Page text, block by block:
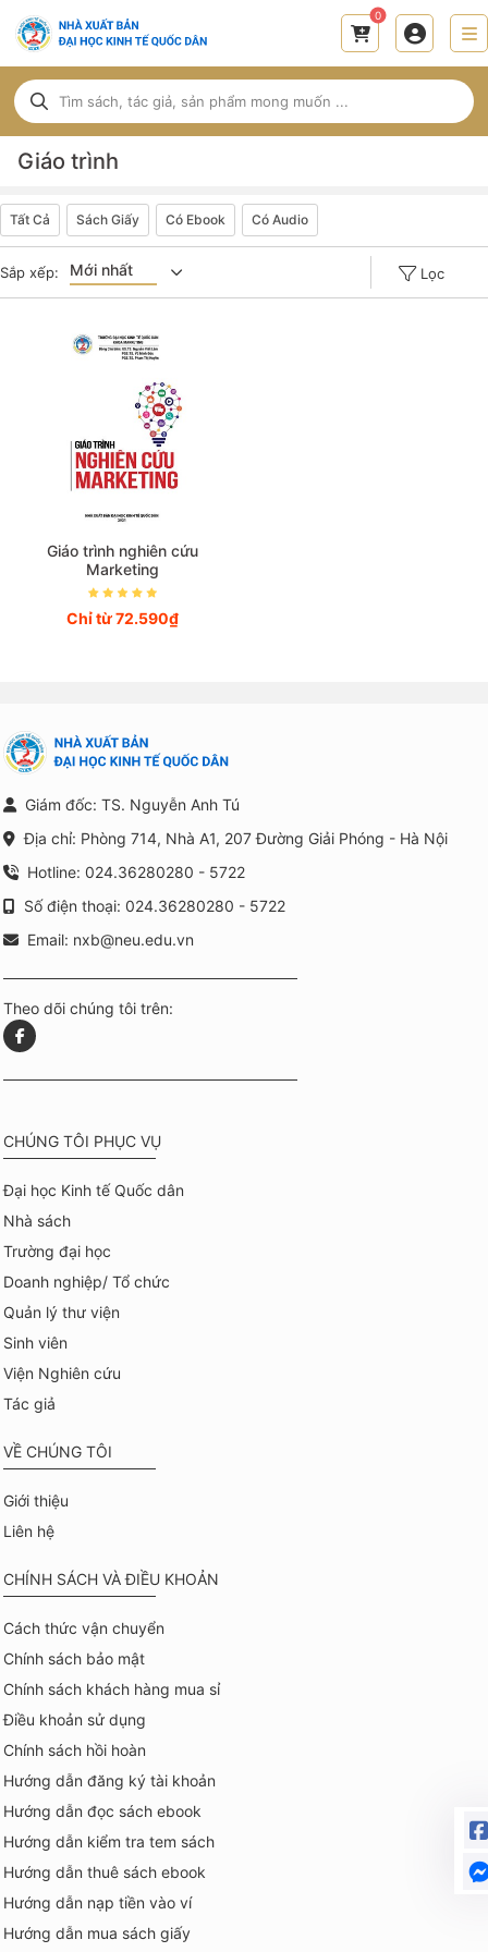
0
Giáo trình
Tất Cả Sách Giấy Có Ebook Có Audio
Sắp xếp: Mới nhất Lọc
Mới nhất
Giáo trình nghiên cứu
Marketing
Chỉ từ 72.590₫
Giám đốc: TS. Nguyễn Anh Tú
Địa chỉ: Phòng 714, Nhà A1, 207 Đường Giải Phóng - Hà Nội
Hotline: 024.36280280 - 5722
Số điện thoại: 024.36280280 - 5722
Email: nxb@neu.edu.vn
Theo dõi chúng tôi trên:
CHÚNG TÔI PHỤC VỤ
Đại học Kinh tế Quốc dân
Nhà sách
Trường đại học
Doanh nghiệp/ Tổ chức
Quản lý thư viện
Sinh viên
Viện Nghiên cứu
Tác giả
VỀ CHÚNG TÔI
Giới thiệu
Liên hệ
CHÍNH SÁCH VÀ ĐIỀU KHOẢN
Cách thức vận chuyển
Chính sách bảo mật
Chính sách khách hàng mua sỉ
Điều khoản sử dụng
Chính sách hồi hoàn
Hướng dẫn đăng ký tài khoản
Hướng dẫn đọc sách ebook
Hướng dẫn kiểm tra tem sách
Hướng dẫn thuê sách ebook
Hướng dẫn nạp tiền vào ví
Hướng dẫn mua sách giấy